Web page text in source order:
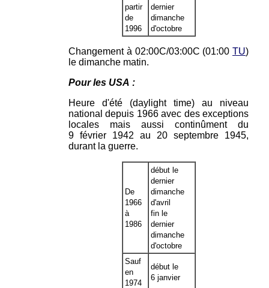
partir
de
1996
dernier
dimanche
d'octobre
Changement à 02:00C/03:00C (01:00 TU)
le dimanche matin.
Pour les USA :
Heure d'été (daylight time) au niveau
national depuis 1966 avec des exceptions
locales mais aussi continûment du
9 février 1942 au 20 septembre 1945,
durant la guerre.
De
1966
à
1986
début le
dernier
dimanche
d'avril
fin le
dernier
dimanche
d'octobre
Sauf
en
1974
début le
6 janvier